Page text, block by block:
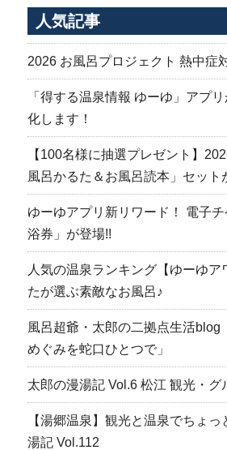
ョ
人気記事
2026 お風呂プロジェクト 熱中症
「得する温泉情報 ゆーゆ」アプ
化します！
【100名様に抽選プレゼント】
風呂かるた＆お風呂読本」セット
ゆーゆアプリ新リワード！ 電子
浴券」が登場!!
人気の温泉ランキング【ゆーゆア
たが選ぶ素敵なお風呂♪
風呂超爺・太郎の二拠点生活blog
めぐみを蛇口ひとつで」
太郎の漫湯記 Vol.6 松江 観光・グ
【湯郷温泉】観光と温泉でちょ
湯記 Vol.112